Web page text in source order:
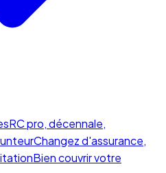
RC pro, décennale,
Changez d'assurance,
Bien couvrir votre